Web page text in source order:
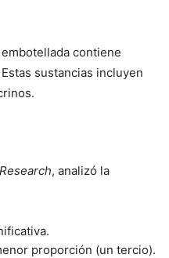
contiene
sustancias incluyen
, analizó la
proporción (un tercio).